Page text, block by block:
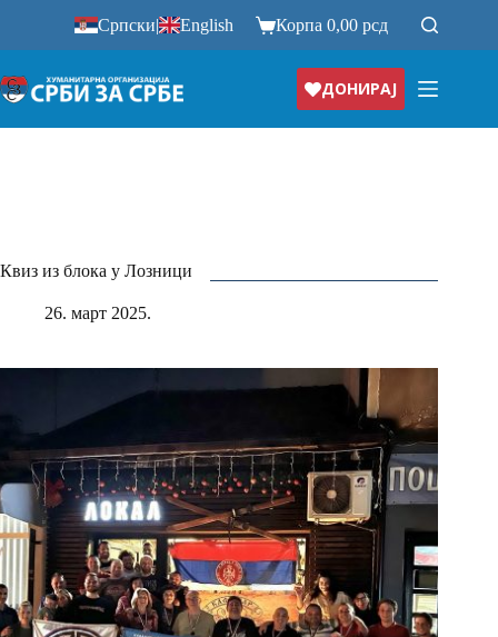
Српски| English Корпа0,00рсд
ДОНИРАЈ
Квиз из блока у Лозници
26. март 2025.